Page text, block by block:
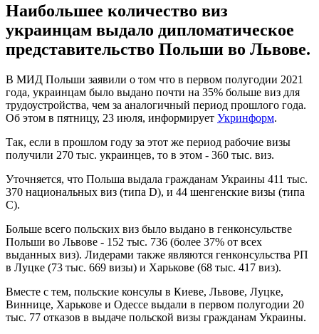
Наибольшее количество виз
украинцам выдало дипломатическое
представительство Польши во Львове.
В МИД Польши заявили о том что в первом полугодии 2021
года, украинцам было выдано почти на 35% больше виз для
трудоустройства, чем за аналогичный период прошлого года.
Об этом в пятницу, 23 июля, информирует Укринформ.
Так, если в прошлом году за этот же период рабочие визы
получили 270 тыс. украинцев, то в этом - 360 тыс. виз.
Уточняется, что Польша выдала гражданам Украины 411 тыс.
370 национальных виз (типа D), и 44 шенгенские визы (типа
С).
Больше всего польских виз было выдано в генконсульстве
Польши во Львове - 152 тыс. 736 (более 37% от всех
выданных виз). Лидерами также являются генконсульства РП
в Луцке (73 тыс. 669 визы) и Харькове (68 тыс. 417 виз).
Вместе с тем, польские консулы в Киеве, Львове, Луцке,
Виннице, Харькове и Одессе выдали в первом полугодии 20
тыс. 77 отказов в выдаче польской визы гражданам Украины.